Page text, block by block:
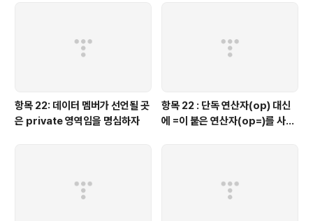
항목 22: 데이터 멤버가 선언될 곳
은 private 영역임을 명심하자
항목 22 : 단독 연산자(op) 대신
에 =이 붙은 연산자(op=)를 사용